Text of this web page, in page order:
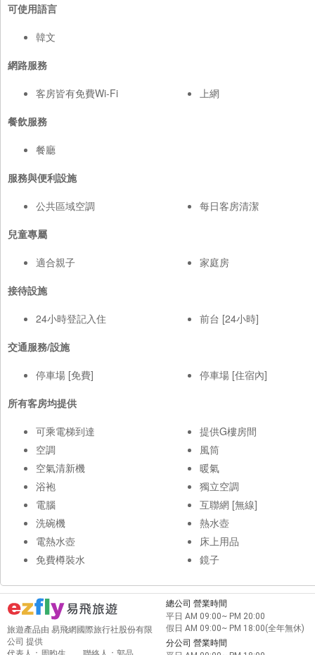
可使用語言
韓文
網路服務
客房皆有免費Wi-Fi
上網
餐飲服務
餐廳
服務與便利設施
公共區域空調
每日客房清潔
兒童專屬
適合親子
家庭房
接待設施
24小時登記入住
前台 [24小時]
交通服務/設施
停車場 [免費]
停車場 [住宿內]
所有客房均提供
可乘電梯到達
空調
空氣清新機
浴袍
電腦
洗碗機
電熱水壺
免費樽裝水
提供G樓房間
風筒
暖氣
獨立空調
互聯網 [無線]
熱水壺
床上用品
鏡子